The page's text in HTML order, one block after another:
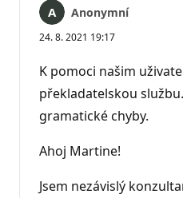
Anonymní
24. 8. 2021 19:17
K pomoci našim
překladatelskou
gramatické chyby.
Ahoj Martine!
Jsem nezávislý